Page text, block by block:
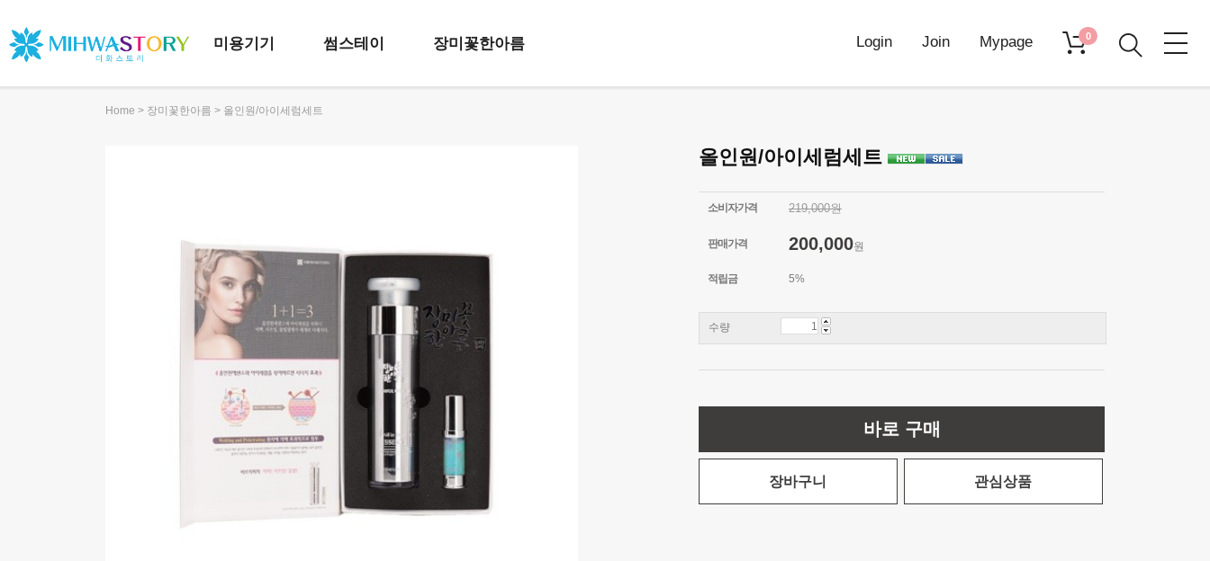
미용기기 썸스테이 장미꽃한아름 Login Join Mypage 0
Home > 장미꽃한아름 > 올인원/아이세럼세트
올인원/아이세럼세트
소비자가격 219,000원
판매가격 200,000원
적립금 5%
수량
바로 구매
장바구니 관심상품